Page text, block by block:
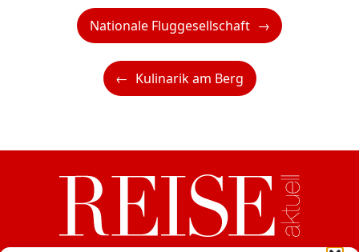
Nationale Fluggesellschaft
Kulinarik am Berg